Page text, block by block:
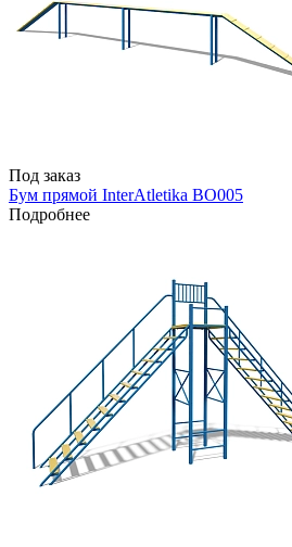
Под заказ
Бум прямой InterAtletika BO005
Подробнее